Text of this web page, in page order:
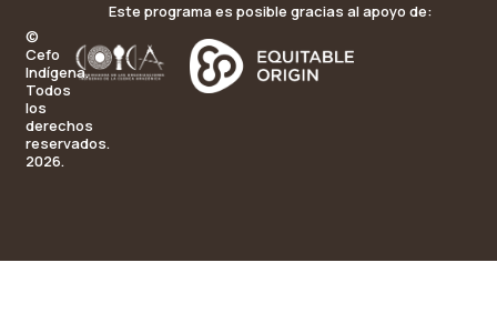
©
Cefo
Indígena.
Todos
los
derechos
reservados.
2026.
Este programa es posible gracias al apoyo de: